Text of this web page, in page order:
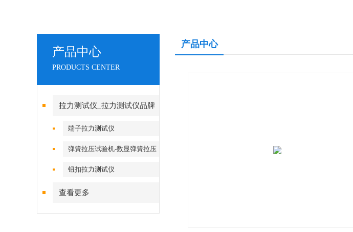
产品中心
PRODUCTS CENTER
拉力测试仪_拉力测试仪品牌
端子拉力测试仪
弹簧拉压试验机-数显弹簧拉压
试验机
钮扣拉力测试仪
查看更多
产品中心